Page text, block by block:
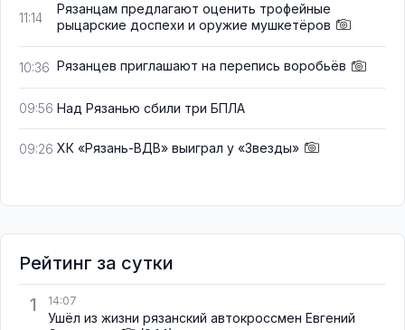
11:14
Рязанцам предлагают оценить трофейные
рыцарские доспехи и оружие мушкетёров
10:36 Рязанцев приглашают на перепись воробьёв
09:56 Над Рязанью сбили три БПЛА
09:26 ХК «Рязань-ВДВ» выиграл у «Звезды»
Рейтинг за сутки
1
14:07
Ушёл из жизни рязанский автокроссмен Евгений